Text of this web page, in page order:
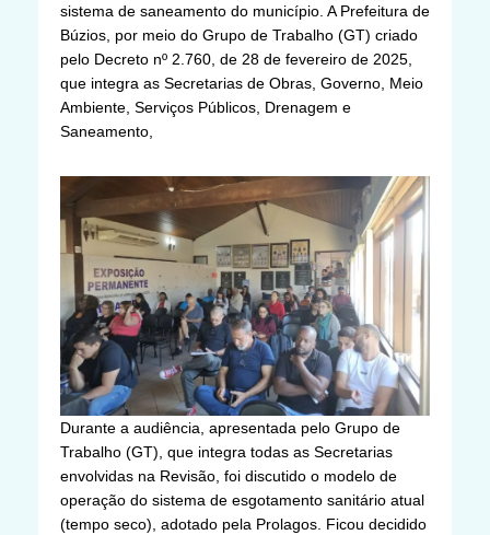
sistema de saneamento do município. A Prefeitura de
Búzios, por meio do Grupo de Trabalho (GT) criado
pelo Decreto nº 2.760, de 28 de fevereiro de 2025,
que integra as Secretarias de Obras, Governo, Meio
Ambiente, Serviços Públicos, Drenagem e
Saneamento,
Durante a audiência, apresentada pelo Grupo de
Trabalho (GT), que integra todas as Secretarias
envolvidas na Revisão, foi discutido o modelo de
operação do sistema de esgotamento sanitário atual
(tempo seco), adotado pela Prolagos. Ficou decidido